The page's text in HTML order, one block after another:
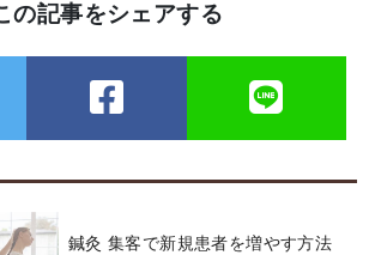
の記事をシェアする
鍼灸 集客で新規患者を増やす方法